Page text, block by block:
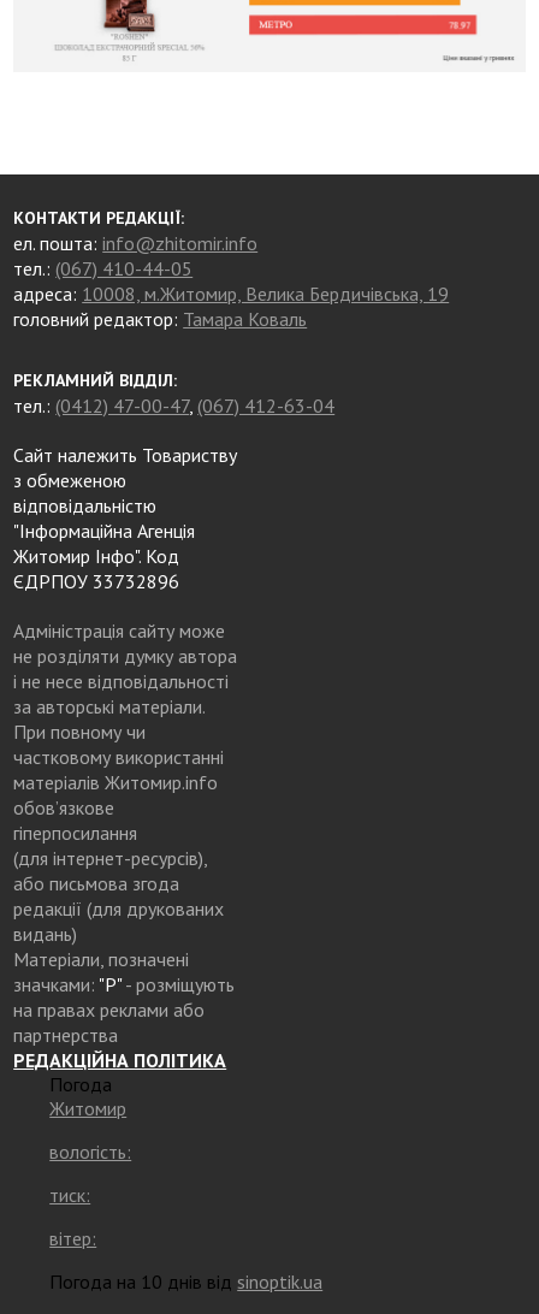
КОНТАКТИ РЕДАКЦІЇ:
ел. пошта:info@zhitomir.info
тел.: (067) 410-44-05
адреса: 10008, м.Житомир, Велика Бердичівська, 19
головний редактор: Тамара Коваль
РЕКЛАМНИЙ ВІДДІЛ:
тел.: (0412) 47-00-47, (067) 412-63-04
Сайт належить Товариству
з обмеженою
відповідальністю
"Інформаційна Агенція
Житомир Інфо". Код
ЄДРПОУ 33732896
Адміністрація сайту може
не розділяти думку автора
і не несе відповідальності
за авторські матеріали.
При повному чи
частковому використанні
матеріалів Житомир.info
обов’язкове
гіперпосилання
(для інтернет-ресурсів),
або письмова згода
редакції (для друкованих
видань)
Матеріали, позначені
значками: "Р"- розміщують
на правах реклами або
партнерства
РЕДАКЦІЙНА ПОЛІТИКА
Погода
Житомир
вологість:
тиск:
вітер:
Погода на 10 днів від sinoptik.ua